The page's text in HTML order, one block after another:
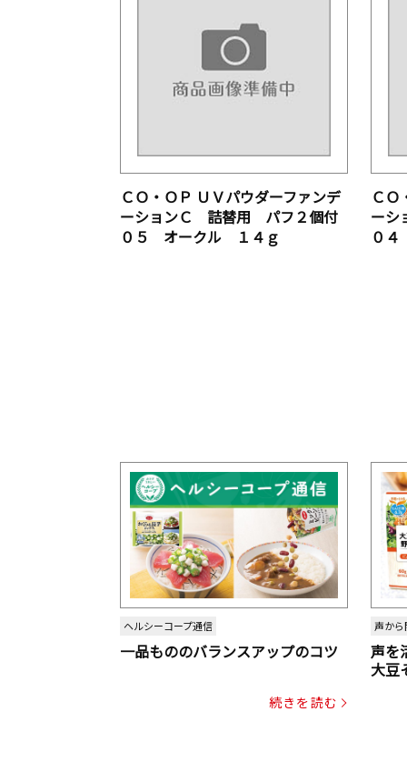
ＣＯ・ＯＰ ＵＶパウダーファンデ
ーションＣ 詰替用 パフ２個付
０５ オークル １４ｇ
ＣＯ
ー
０
ヘルシーコープ通信
一品もののバランスアップのコツ
続きを読む
声か
声を
大豆